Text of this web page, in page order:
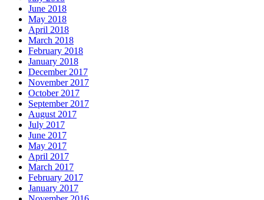
June 2018
May 2018
April 2018
March 2018
February 2018
January 2018
December 2017
November 2017
October 2017
September 2017
August 2017
July 2017
June 2017
May 2017
April 2017
March 2017
February 2017
January 2017